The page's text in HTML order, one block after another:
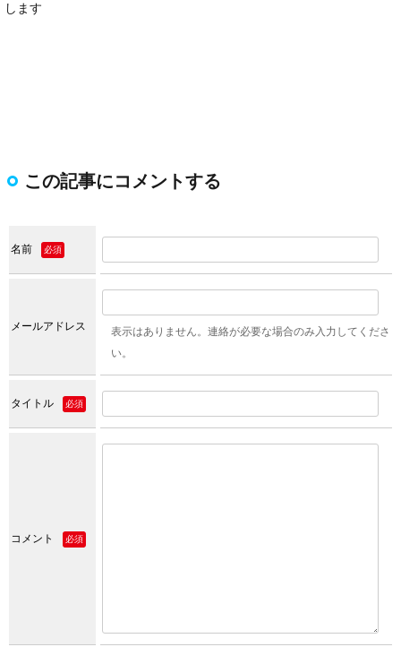
します
この記事にコメントする
名前 必須
メールアドレス
表示はありません。連絡が必要な場合のみ入力してくださ
い。
タイトル 必須
コメント 必須